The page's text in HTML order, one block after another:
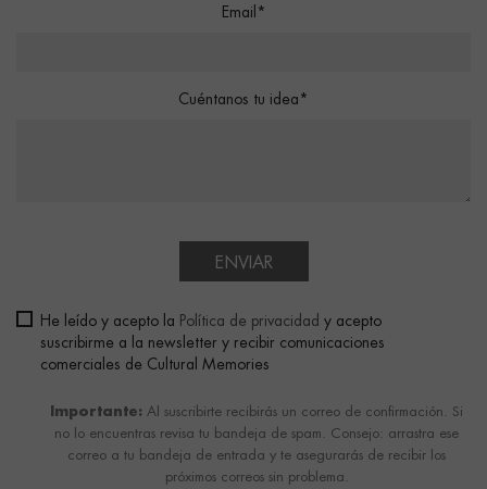
Email*
Cuéntanos tu idea*
ENVIAR
He leído y acepto la Política de privacidad y acepto
suscribirme a la newsletter y recibir comunicaciones
comerciales de Cultural Memories
Importante: Al suscribirte recibirás un correo de confirmación. Si
no lo encuentras revisa tu bandeja de spam. Consejo: arrastra ese
correo a tu bandeja de entrada y te asegurarás de recibir los
próximos correos sin problema.